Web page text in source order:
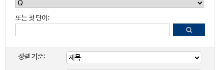
또는 첫 단어:
정렬 기준: